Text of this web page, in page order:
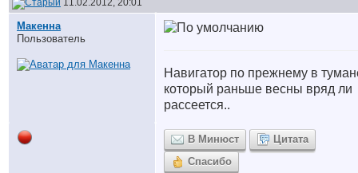
11.02.2012, 20:01
Макенна
Пользователь
Навигатор по прежнему в
который раньше весны вряд ли
рассеется..
В Минюст
Цитата
Спасибо